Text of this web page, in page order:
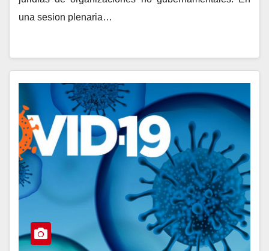
una sesion plenaria…